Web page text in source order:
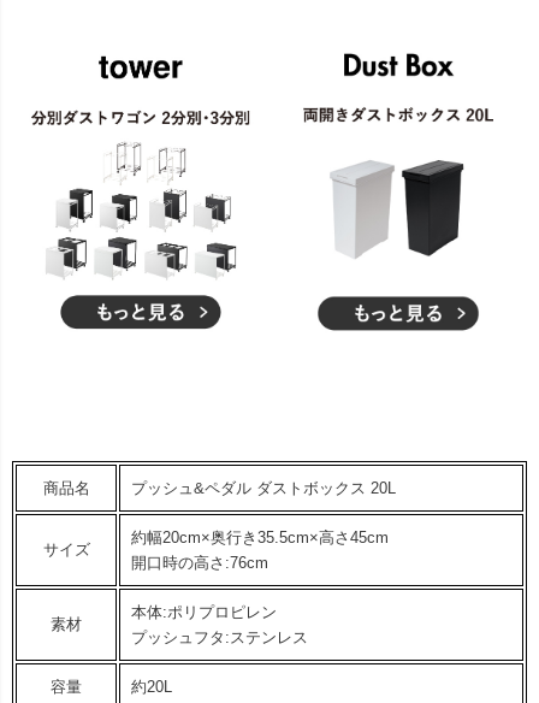
商品名 プッシュ&ペダル ダストボックス 20L
サイズ
約幅20cm×奥行き35.5cm×高さ45cm
開口時の高さ:76cm
素材
本体:ポリプロピレン
プッシュフタ:ステンレス
容量 約20L